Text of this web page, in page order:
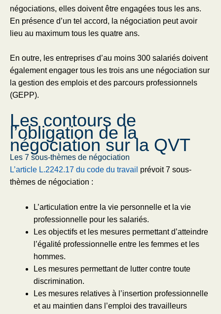
négociations, elles doivent être engagées tous les ans.
En présence d’un tel accord, la négociation peut avoir
lieu au maximum tous les quatre ans.
En outre, les entreprises d’au moins 300 salariés doivent
également engager tous les trois ans une négociation sur
la gestion des emplois et des parcours professionnels
(GEPP).
Les contours de
l’obligation de la
négociation sur la QVT
Les 7 sous-thèmes de négociation
L’article L.2242.17 du code du travail prévoit 7 sous-
thèmes de négociation :
L’articulation entre la vie personnelle et la vie
professionnelle pour les salariés.
Les objectifs et les mesures permettant d’atteindre
l’égalité professionnelle entre les femmes et les
hommes.
Les mesures permettant de lutter contre toute
discrimination.
Les mesures relatives à l’insertion professionnelle
et au maintien dans l’emploi des travailleurs